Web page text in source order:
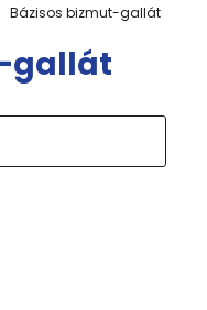
Bázisos bizmut-gallát
gallát